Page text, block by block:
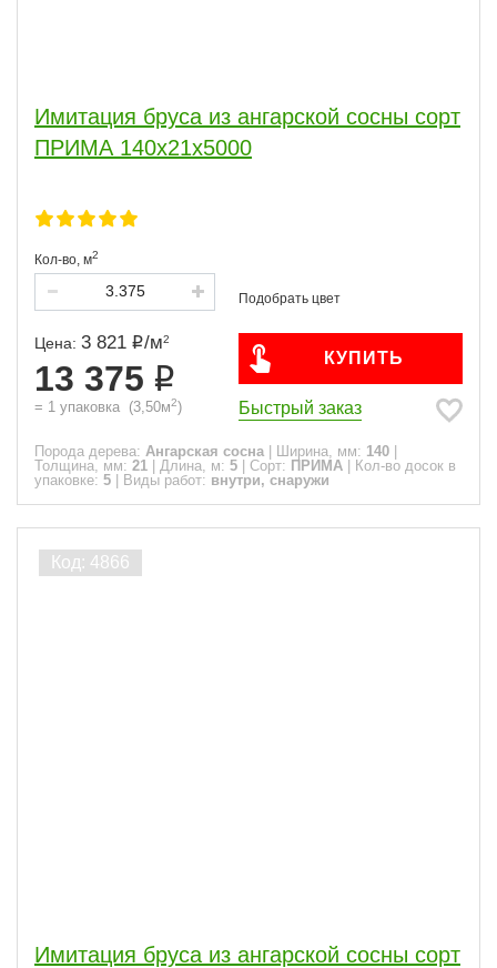
Имитация бруса из ангарской сосны сорт
ПРИМА 140x21x5000
Кол-во, м2
Цена: 3 821 /м2
13 375
= 1 упаковка (3,50м2)
КУПИТЬ
Быстрый заказ
Порода дерева: Ангарская сосна Ширина, мм: 140
Толщина, мм: 21 Длина, м: 5 Сорт: ПРИМА
Кол-во досок в
упаковке: 5 Виды работ: внутри, снаружи
Имитация бруса из ангарской сосны сорт